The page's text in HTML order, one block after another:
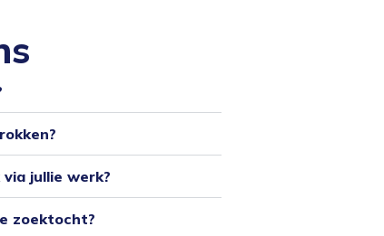
jullie werk?
zoektocht?